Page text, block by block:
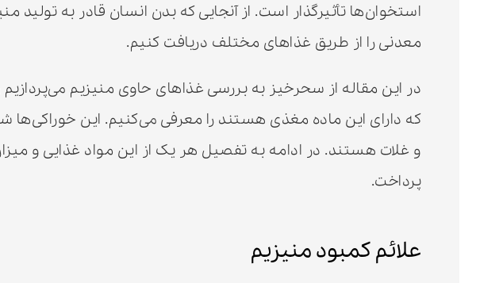
استخوان‌ها تأثیرگذار است. از آنجایی که بدن انسان قادر به تولید
معدنی را از طریق غذاهای مختلف دریافت کنیم.
در این مقاله از سحرخیز به بررسی غذاهای حاوی منیزیم می‌پردازیم
که دارای این ماده مغذی هستند را معرفی می‌کنیم. این خوراکی‌ها
و غلات هستند. در ادامه به تفصیل هر یک از این مواد غذایی و
پرداخت.
علائم کمبود منیزیم